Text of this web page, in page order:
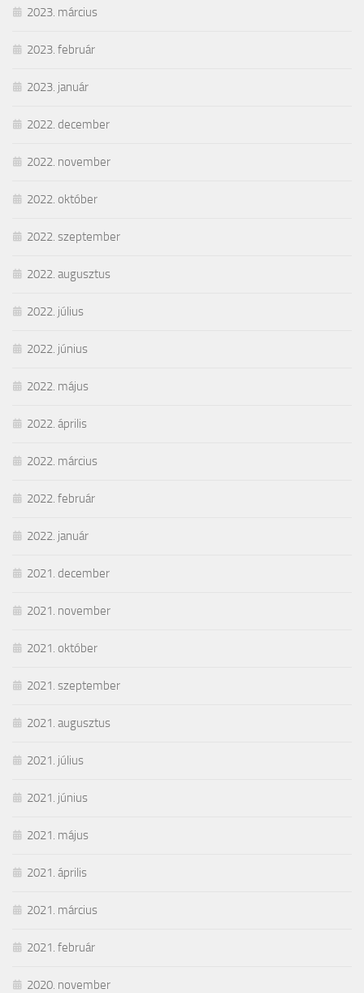
2023. március
2023. február
2023. január
2022. december
2022. november
2022. október
2022. szeptember
2022. augusztus
2022. július
2022. június
2022. május
2022. április
2022. március
2022. február
2022. január
2021. december
2021. november
2021. október
2021. szeptember
2021. augusztus
2021. július
2021. június
2021. május
2021. április
2021. március
2021. február
2020. november